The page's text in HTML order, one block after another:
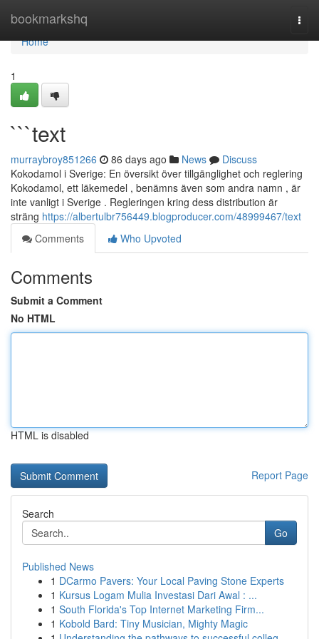
bookmarkshq
Home
Home
1
```text
murraybroy851266 86 days ago News
Discuss
Kokodamol i Sverige: En översikt över tillgänglighet och reglering
Kokodamol, ett läkemedel , benämns även som andra namn , är
inte vanligt i Sverige . Regleringen kring dess distribution är
sträng https://albertulbr756449.blogproducer.com/48999467/text
Comments
Who Upvoted
Comments
Submit a Comment
No HTML
HTML is disabled
Report Page
Search
Go
Published News
1 DCarmo Pavers: Your Local Paving Stone Experts
1 Kursus Logam Mulia Investasi Dari Awal : ...
1 South Florida's Top Internet Marketing Firm...
1 Kobold Bard: Tiny Musician, Mighty Magic